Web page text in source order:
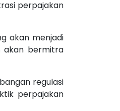
perpajakan
akan menjadi
akan bermitra
regulasi
perpajakan